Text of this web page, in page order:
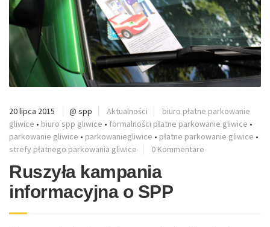
20 lipca 2015 @ spp Aktualności
biuro płatne parkowanie
gliwice • biuro spp gliwice • formalności płatne parkowanie gliwice •
parkowanie gliwice • parkowaniegliwice • płatne parkowanie gliwice •
strefy płatnego parkowania gliwice
0 Kommentare
Ruszyła kampania
informacyjna o SPP